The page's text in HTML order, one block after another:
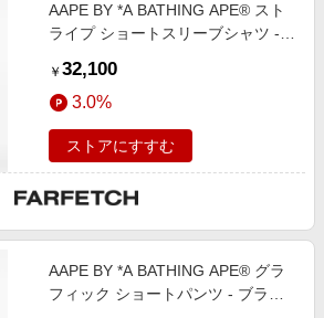
AAPE BY *A BATHING APE® スト
ライプ ショートスリーブシャツ -
￥ 32,100
3.0%
ストアにすすむ
AAPE BY *A BATHING APE® グラ
フィック ショートパンツ - ブラッ